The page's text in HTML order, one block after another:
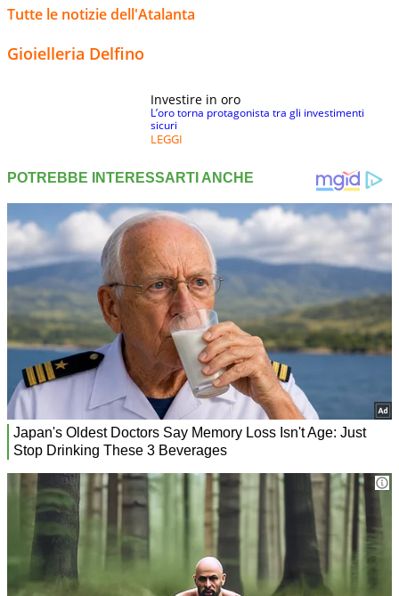
Tutte le notizie dell'Atalanta
Gioielleria Delfino
Investire in oro
L’oro torna protagonista tra gli investimenti
sicuri
LEGGI